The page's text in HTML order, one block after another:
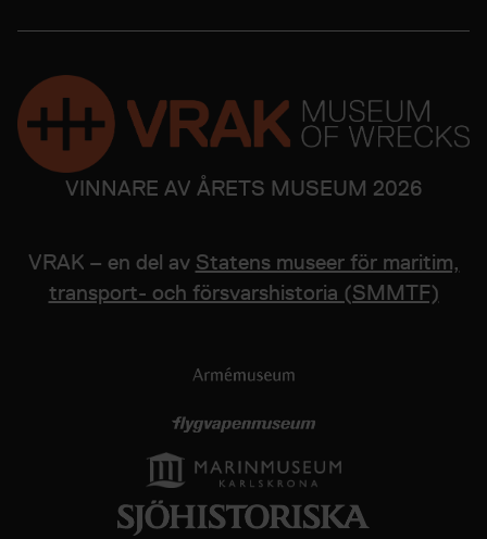
VINNARE AV ÅRETS MUSEUM 2026
VRAK – en del av Statens museer för maritim,
transport- och försvarshistoria (SMMTF)